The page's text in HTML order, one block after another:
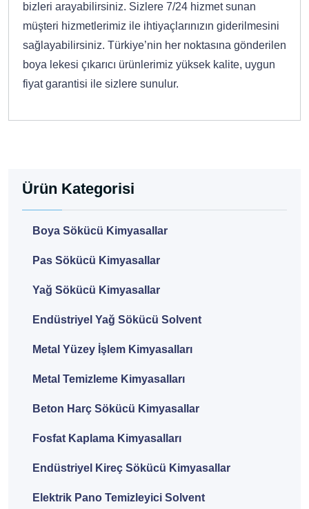
bizleri arayabilirsiniz. Sizlere 7/24 hizmet sunan
müşteri hizmetlerimiz ile ihtiyaçlarınızın giderilmesini
sağlayabilirsiniz. Türkiye’nin her noktasına gönderilen
boya lekesi çıkarıcı ürünlerimiz yüksek kalite, uygun
fiyat garantisi ile sizlere sunulur.
Ürün Kategorisi
Boya Sökücü Kimyasallar
Pas Sökücü Kimyasallar
Yağ Sökücü Kimyasallar
Endüstriyel Yağ Sökücü Solvent
Metal Yüzey İşlem Kimyasalları
Metal Temizleme Kimyasalları
Beton Harç Sökücü Kimyasallar
Fosfat Kaplama Kimyasalları
Endüstriyel Kireç Sökücü Kimyasallar
Elektrik Pano Temizleyici Solvent